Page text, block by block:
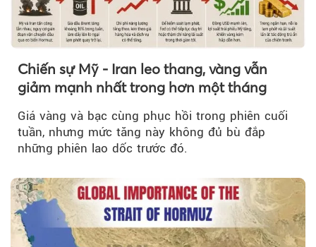
Chiến sự Mỹ - Iran leo thang, vàng vẫn
giảm mạnh nhất trong hơn một tháng
Giá vàng và bạc cùng phục hồi trong phiên cuối
tuần, nhưng mức tăng này không đủ bù đắp
những phiên lao dốc trước đó.